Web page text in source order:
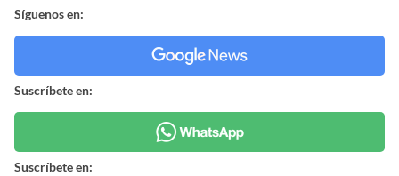
Síguenos en:
Suscríbete en:
Suscríbete en: